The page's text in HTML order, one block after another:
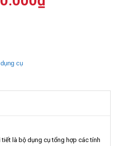
cụ
tiết là bộ dụng cụ tổng hợp các tính